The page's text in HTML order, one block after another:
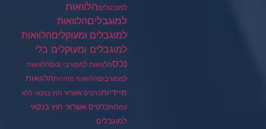
למובטליםהלוואות
למוגבליםהלוואות
למוגבלים ומעוקליםהלוואות
למוגבלים ומעוקלים בלי
נכסהלוואות למסורבי bdi
הלוואות
למסורביםהלוואות מהירותהלוואות
מיידיותכרטיס אשראי חוץ בנקאי ללא
עמלותכרטיס אשראי חוץ בנקאי
למוגבלים